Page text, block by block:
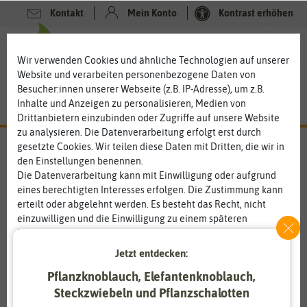
Kontakt Mein Konto Kontrast erhöhen
Wir verwenden Cookies und ähnliche Technologien auf unserer
Website und verarbeiten personenbezogene Daten von
Besucher:innen unserer Webseite (z.B. IP-Adresse), um z.B.
Inhalte und Anzeigen zu personalisieren, Medien von
Drittanbietern einzubinden oder Zugriffe auf unsere Website
zu analysieren. Die Datenverarbeitung erfolgt erst durch
gesetzte Cookies. Wir teilen diese Daten mit Dritten, die wir in
den Einstellungen benennen.
Die Datenverarbeitung kann mit Einwilligung oder aufgrund
eines berechtigten Interesses erfolgen. Die Zustimmung kann
erteilt oder abgelehnt werden. Es besteht das Recht, nicht
einzuwilligen und die Einwilligung zu einem späteren
Zeitpunkt zu ändern oder zu widerrufen. Weitere
Informationen zur Verwendung personenbezogener Daten und
Essenziell Statistik
Jetzt entdecken:
Pflanzknoblauch, Elefantenknoblauch,
Steckzwiebeln und Pflanzschalotten